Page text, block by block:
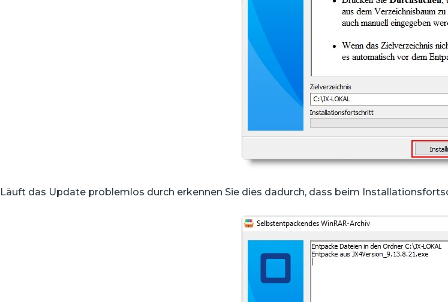
Läuft das Update problemlos durch erkennen Sie dies dadurch, dass beim